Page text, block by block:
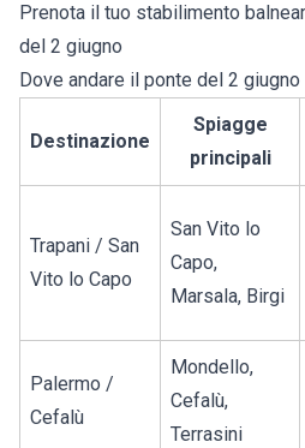
Prenota il tuo stabilimento
del 2 giugno
Dove andare il ponte del 2
Destinazione
Spiagge
principali
Trapani / San
Vito lo Capo
San Vito lo
Capo,
Marsala, Birgi
Palermo /
Cefalù
Mondello,
Cefalù,
Terrasini